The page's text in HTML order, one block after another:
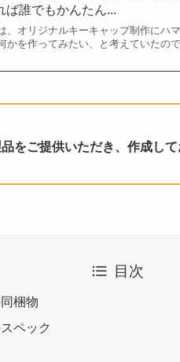
ば誰でもかんたん...
、オリジナルキーキャップ制作にハ
かを作ってみたい、と考えていたの
をご提供いただき、作成して
目次
梱物
ペック